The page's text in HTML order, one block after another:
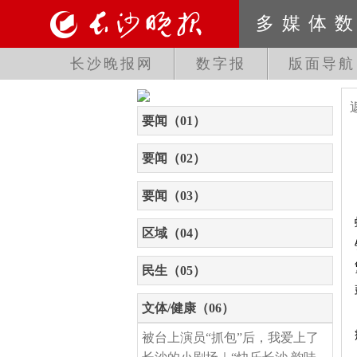
多媒体
长沙晚报网 数字报 版面导航
要闻（01）
要闻（02）
要闻（03）
区域（04）
民生（05）
文体/健康（06）
被台上演员“抓包”后，我爱上了